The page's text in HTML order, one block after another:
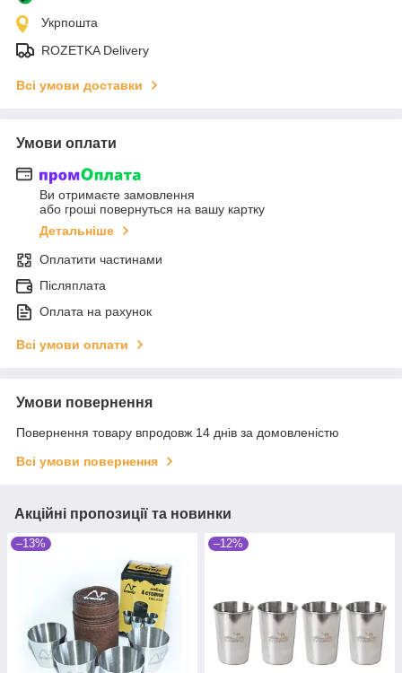
Укрпошта
ROZETKA Delivery
Всі умови доставки
Умови оплати
Ви отримаєте замовлення
або гроші повернуться на вашу картку
Детальніше
Оплатити частинами
Післяплата
Оплата на рахунок
Всі умови оплати
Умови повернення
Повернення товару впродовж 14 днів за домовленістю
Всі умови повернення
Акційні пропозиції та новинки
–13% –12%